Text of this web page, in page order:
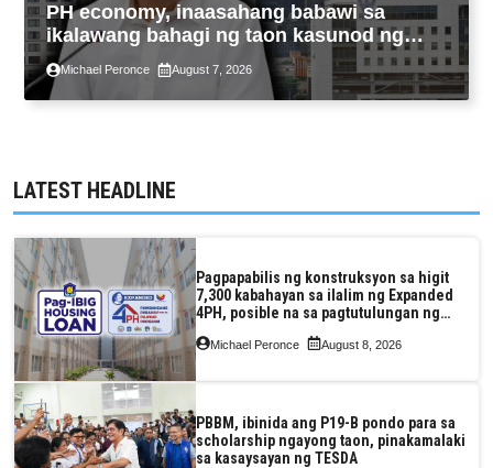
PH economy, inaasahang babawi sa
ikalawang bahagi ng taon kasunod ng
2.3% GDP dulot ng Middle East war,
pagkaantala ng public construction
Michael Peronce August 7, 2026
LATEST HEADLINE
Pagpapabilis ng konstruksyon sa higit
7,300 kabahayan sa ilalim ng Expanded
4PH, posible na sa pagtutulungan ng
Pag-IBIG at P.A. Alvarez
Michael Peronce August 8, 2026
PBBM, ibinida ang P19-B pondo para sa
scholarship ngayong taon, pinakamalaki
sa kasaysayan ng TESDA